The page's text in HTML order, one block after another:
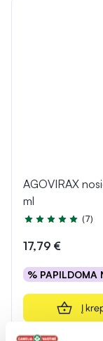
AGOVIRAX
ml
Įvertinimas 5.0 iš
(7)
17,79 €
% PAPILDOMA
Į